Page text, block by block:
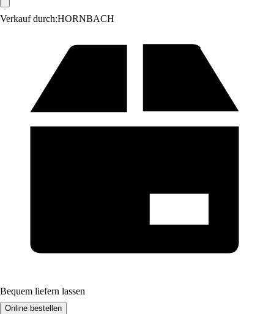
Verkauf durch:HORNBACH
Bequem liefern lassen
Online bestellen